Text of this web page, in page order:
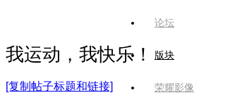
论坛
版块
荣耀影像
我运动，我快乐！
[复制帖子标题和链接]